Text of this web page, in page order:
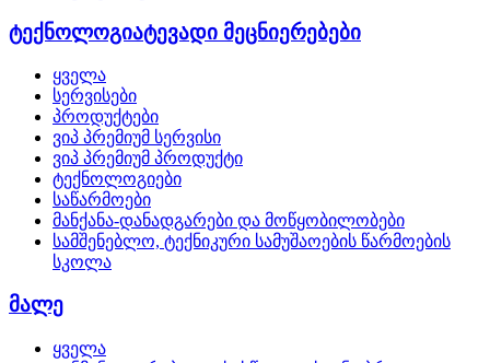
ტექნოლოგიატევადი მეცნიერებები
ყველა
სერვისები
პროდუქტები
ვიპ პრემიუმ სერვისი
ვიპ პრემიუმ პროდუქტი
ტექნოლოგიები
საწარმოები
მანქანა-დანადგარები და მოწყობილობები
სამშენებლო, ტექნიკური სამუშაოების წარმოების
სკოლა
მალე
ყველა